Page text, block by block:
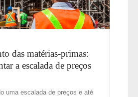
das matérias-primas:
a escalada de preços
uma escalada de preços e até